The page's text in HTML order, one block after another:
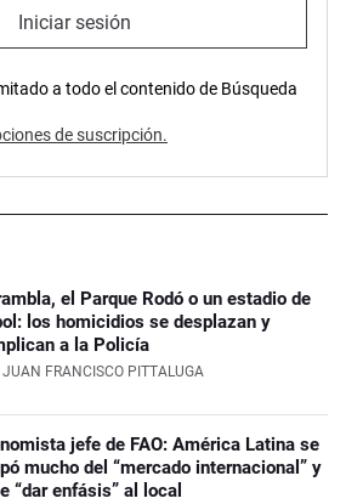
Iniciar sesión
a todo el contenido de Búsqueda
de suscripción.
el Parque Rodó o un estadio de
los homicidios se desplazan y
a la Policía
JUAN FRANCISCO PITTALUGA
jefe de FAO: América Latina se
mucho del “mercado internacional” y
“dar enfásis” al local